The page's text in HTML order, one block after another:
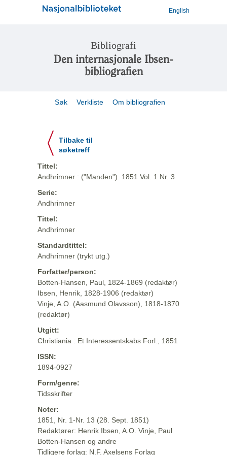
English
Bibliografi
Den internasjonale Ibsen-
bibliografien
Søk Verkliste Om bibliografien
Tilbake til
søketreff
Tittel:
Andhrimner : ("Manden"). 1851 Vol. 1 Nr. 3
Serie:
Andhrimner
Tittel:
Andhrimner
Standardtittel:
Andhrimner (trykt utg.)
Forfatter/person:
Botten-Hansen, Paul, 1824-1869 (redaktør)
Ibsen, Henrik, 1828-1906 (redaktør)
Vinje, A.O. (Aasmund Olavsson), 1818-1870
(redaktør)
Utgitt:
Christiania : Et Interessentskabs Forl., 1851
ISSN:
1894-0927
Form/genre:
Tidsskrifter
Noter:
1851, Nr. 1-Nr. 13 (28. Sept. 1851)
Redaktører: Henrik Ibsen, A.O. Vinje, Paul
Botten-Hansen og andre
Tidligere forlag: N.F. Axelsens Forlag